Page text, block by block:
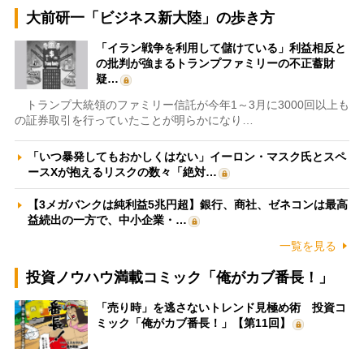
大前研一「ビジネス新大陸」の歩き方
「イラン戦争を利用して儲けている」利益相反と
の批判が強まるトランプファミリーの不正蓄財
疑…
トランプ大統領のファミリー信託が今年1～3月に3000回以上も
の証券取引を行っていたことが明らかになり…
「いつ暴発してもおかしくはない」イーロン・マスク氏とスペ
ースXが抱えるリスクの数々「絶対…
【3メガバンクは純利益5兆円超】銀行、商社、ゼネコンは最高
益続出の一方で、中小企業・…
一覧を見る
投資ノウハウ満載コミック「俺がカブ番長！」
「売り時」を逃さないトレンド見極め術 投資コ
ミック「俺がカブ番長！」【第11回】